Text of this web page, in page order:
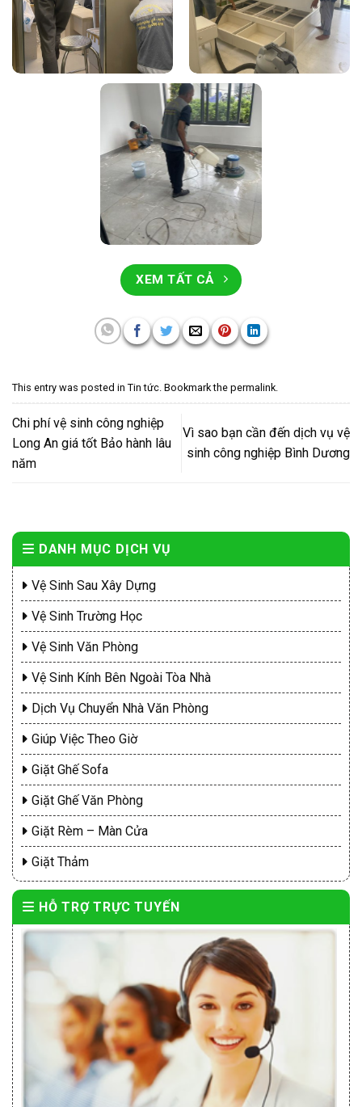
XEM TẤT CẢ
This entry was posted in Tin tức. Bookmark the permalink.
Chi phí vệ sinh công nghiệp
Long An giá tốt Bảo hành lâu
năm
Vì sao bạn cần đến dịch vụ vệ
sinh công nghiệp Bình Dương
DANH MỤC DỊCH VỤ
Vệ Sinh Sau Xây Dựng
Vệ Sinh Trường Học
Vệ Sinh Văn Phòng
Vệ Sinh Kính Bên Ngoài Tòa Nhà
Dịch Vụ Chuyển Nhà Văn Phòng
Giúp Việc Theo Giờ
Giặt Ghế Sofa
Giặt Ghế Văn Phòng
Giặt Rèm – Màn Cửa
Giặt Thảm
HỖ TRỢ TRỰC TUYẾN